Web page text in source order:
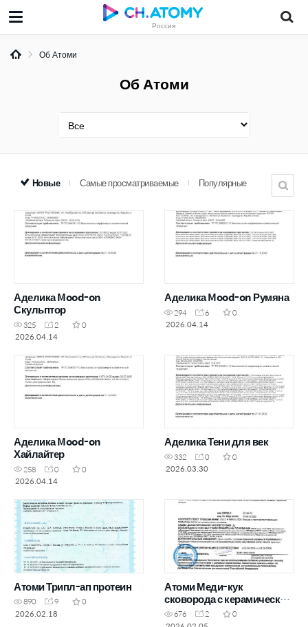
Россия
Об Атоми
Об Атоми
Новые Самые просматриваемые Популярные
Аделика Mood-on
Скульптор
325 2
0
2026.04.14
Аделика Mood-on Румяна
294 6
0
2026.04.14
Аделика Mood-on
Хайлайтер
258 0
0
2026.04.14
Аделика Тени для век
332 0
0
2026.03.30
Атоми Трипл-ап протеин
890 9
0
2026.02.18
Атоми Меди-кук
сковорода с керамическим
покрытием (24 см)
676 2
0